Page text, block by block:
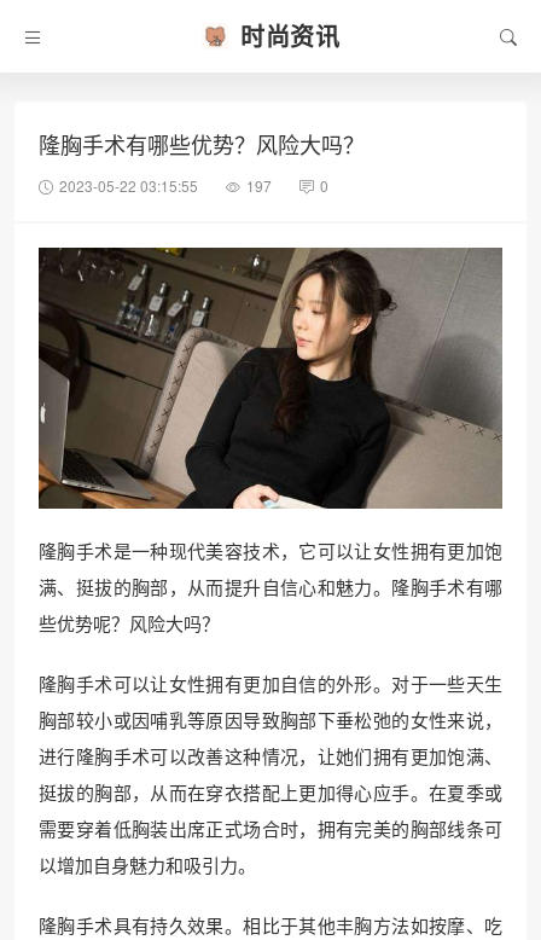
时尚资讯
隆胸手术有哪些优势？风险大吗？
2023-05-22 03:15:55 197 0
隆胸手术是一种现代美容技术，它可以让女性拥有更加饱
满、挺拔的胸部，从而提升自信心和魅力。隆胸手术有哪
些优势呢？风险大吗？
隆胸手术可以让女性拥有更加自信的外形。对于一些天生
胸部较小或因哺乳等原因导致胸部下垂松弛的女性来说，
进行隆胸手术可以改善这种情况，让她们拥有更加饱满、
挺拔的胸部，从而在穿衣搭配上更加得心应手。在夏季或
需要穿着低胸装出席正式场合时，拥有完美的胸部线条可
以增加自身魅力和吸引力。
隆胸手术具有持久效果。相比于其他丰胸方法如按摩、吃